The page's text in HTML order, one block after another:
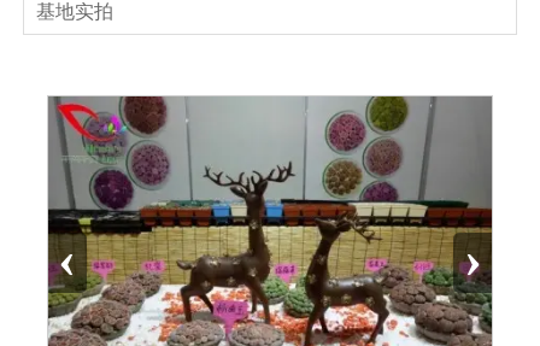
基地实拍
‹ ›